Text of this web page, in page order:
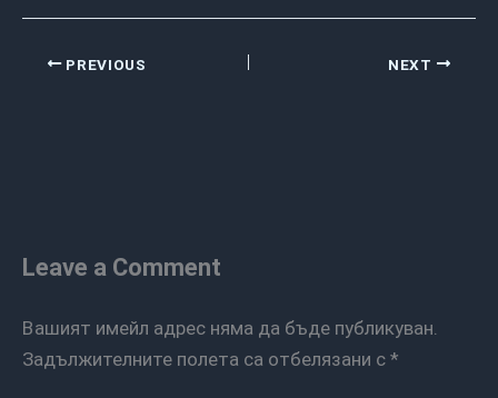
PREVIOUS NEXT
Leave a Comment
Вашият имейл адрес няма да бъде публикуван.
Задължителните полета са отбелязани с *